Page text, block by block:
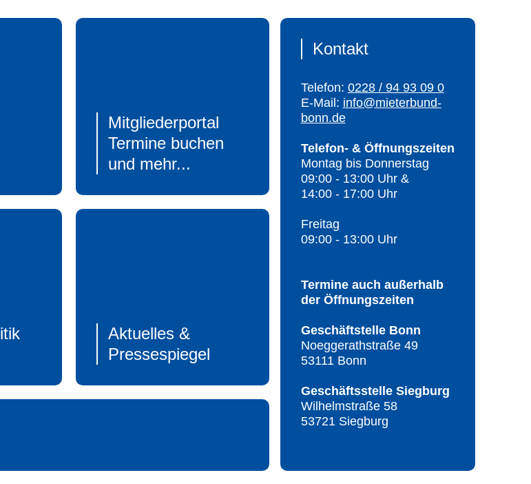
Mitgliederportal
Termine buchen
und mehr...
Aktuelles &
Pressespiegel
Kontakt
Telefon: 0228 / 94 93 09 0
E-Mail: info@mieterbund-
bonn.de
Telefon- & Öffnungszeiten
Montag bis Donnerstag
09:00 - 13:00 Uhr &
14:00 - 17:00 Uhr
Freitag
09:00 - 13:00 Uhr
Termine auch außerhalb
der Öffnungszeiten
Geschäftstelle Bonn
Noeggerathstraße 49
53111 Bonn
Geschäftsstelle Siegburg
Wilhelmstraße 58
53721 Siegburg